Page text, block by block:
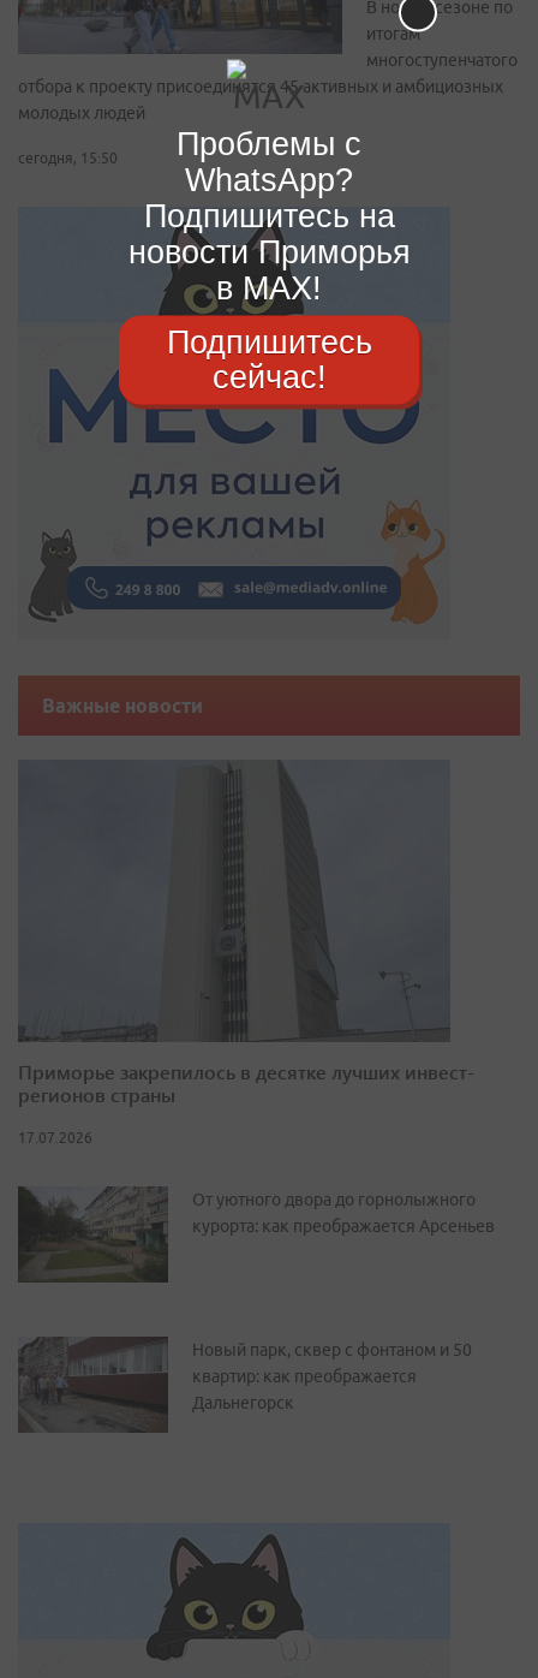
В новом сезоне по
итогам
многоступенчатого
отбора к проекту присоединятся 45 активных и амбициозных
молодых людей
сегодня, 15:50
Важные новости
Приморье закрепилось в десятке лучших инвест-
регионов страны
17.07.2026
От уютного двора до горнолыжного
курорта: как преображается Арсеньев
Новый парк, сквер с фонтаном и 50
квартир: как преображается
Дальнегорск
Проблемы с
WhatsApp?
Подпишитесь на
новости Приморья
в MAX!
Подпишитесь
сейчас!